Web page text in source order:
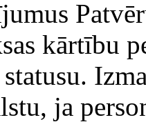
kārtību
ja